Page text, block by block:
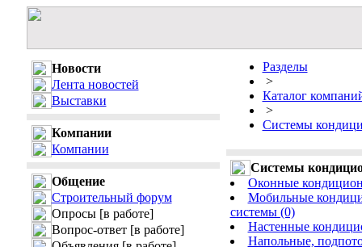
Новости
Лента новостей
Выставки
Компании
Компании
Общение
Строительный форум
Опросы [в работе]
Вопрос-ответ [в работе]
Разделы
>
Каталог
>
Системы
Системы
Оконные
Мобильные
системы (0)
Настенные
Напольные,